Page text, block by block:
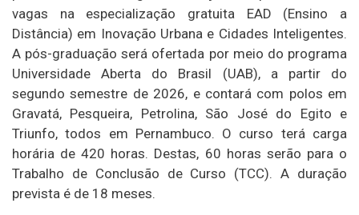
vagas na especialização gratuita EAD (Ensino a
Distância) em Inovação Urbana e Cidades Inteligentes.
A pós-graduação será ofertada por meio do programa
Universidade Aberta do Brasil (UAB), a partir do
segundo semestre de 2026, e contará com polos em
Gravatá, Pesqueira, Petrolina, São José do Egito e
Triunfo, todos em Pernambuco. O curso terá carga
horária de 420 horas. Destas, 60 horas serão para o
Trabalho de Conclusão de Curso (TCC). A duração
prevista é de 18 meses.